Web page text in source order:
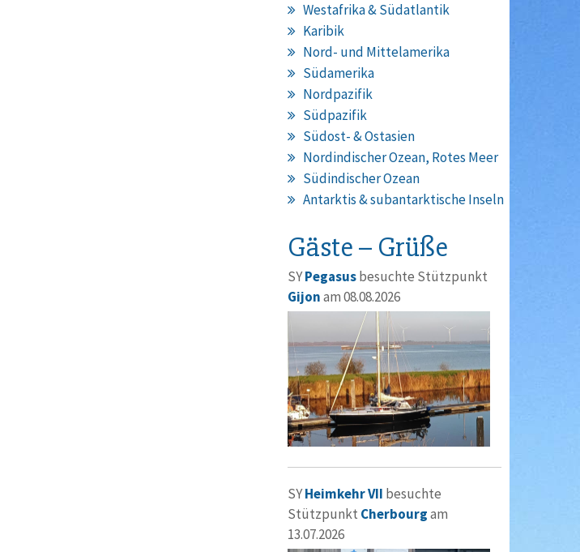
Westafrika & Südatlantik
Karibik
Nord- und Mittelamerika
Südamerika
Nordpazifik
Südpazifik
Südost- & Ostasien
Nordindischer Ozean, Rotes Meer
Südindischer Ozean
Antarktis & subantarktische Inseln
Gäste – Grüße
SYPegasusbesuchte Stützpunkt
Gijonam 08.08.2026
SYHeimkehr VII besuchte
Stützpunkt Cherbourgam
13.07.2026